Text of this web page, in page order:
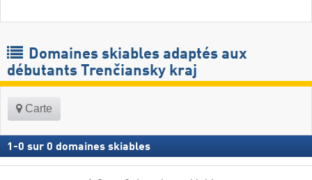
Domaines skiables adaptés aux
débutants Trenčiansky kraj
Carte
1 -0 sur 0 domaines skiables